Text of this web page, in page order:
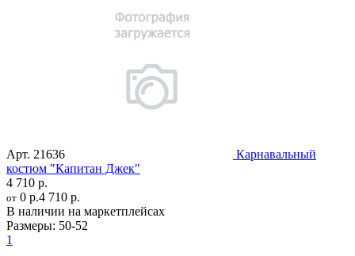
Арт. 21636
Карнавальный
костюм "Капитан Джек"
4 710 р.
от 0 р.4 710 р.
В наличии на маркетплейсах
Размеры: 50-52
1